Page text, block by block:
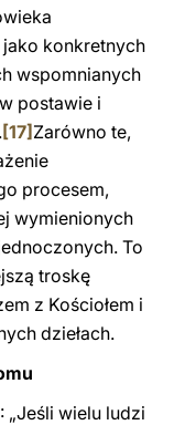
jako konkretnych
wspomnianych
postawie i
[17] Zarówno te,
procesem,
wymienionych
To
troskę
z Kościołem i
dziełach.
„Jeśli wielu ludzi